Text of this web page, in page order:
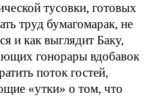
тусовки, готовых
труд бумагомарак, не
и как выглядит Баку,
гонорары вдобавок
поток гостей,
«утки» о том, что